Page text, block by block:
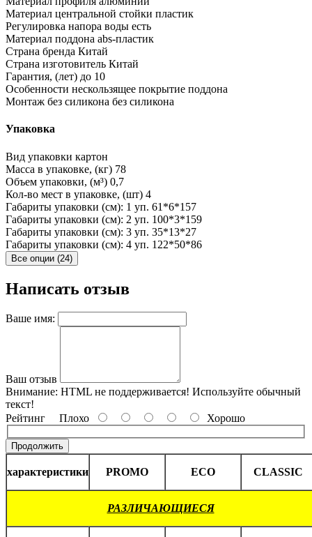
Материал центральной стойки пластик
Регулировка напора воды есть
Материал поддона abs-пластик
Страна бренда Китай
Страна изготовитель Китай
Гарантия, (лет) до 10
Особенности нескользящее покрытие поддона
Монтаж без силикона без силикона
Упаковка
Вид упаковки картон
Масса в упаковке, (кг) 78
Объем упаковки, (м³) 0,7
Кол-во мест в упаковке, (шт) 4
Габариты упаковки (см): 1 уп. 61*6*157
Габариты упаковки (см): 2 уп. 100*3*159
Габариты упаковки (см): 3 уп. 35*13*27
Габариты упаковки (см): 4 уп. 122*50*86
Все опции (24)
Написать отзыв
Ваше имя:
Ваш отзыв
Внимание: HTML не поддерживается! Используйте обычный
текст!
Рейтинг Плохо Хорошо
Продолжить
характеристики PROMO ECO CLASSIC
РАЗЛИЧАЮЩИЕСЯ